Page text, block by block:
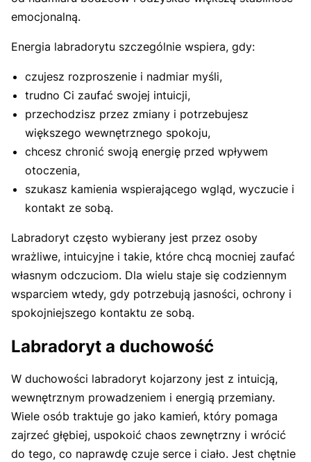
emocjonalną.
Energia labradorytu szczególnie wspiera, gdy:
czujesz rozproszenie i nadmiar myśli,
trudno Ci zaufać swojej intuicji,
przechodzisz przez zmiany i potrzebujesz
większego wewnętrznego spokoju,
chcesz chronić swoją energię przed wpływem
otoczenia,
szukasz kamienia wspierającego wgląd, wyczucie i
kontakt ze sobą.
Labradoryt często wybierany jest przez osoby
wrażliwe, intuicyjne i takie, które chcą mocniej zaufać
własnym odczuciom. Dla wielu staje się codziennym
wsparciem wtedy, gdy potrzebują jasności, ochrony i
spokojniejszego kontaktu ze sobą.
Labradoryt a duchowość
W duchowości labradoryt kojarzony jest z intuicją,
wewnętrznym prowadzeniem i energią przemiany.
Wiele osób traktuje go jako kamień, który pomaga
zajrzeć głębiej, uspokoić chaos zewnętrzny i wrócić
do tego, co naprawdę czuje serce i ciało. Jest chętnie